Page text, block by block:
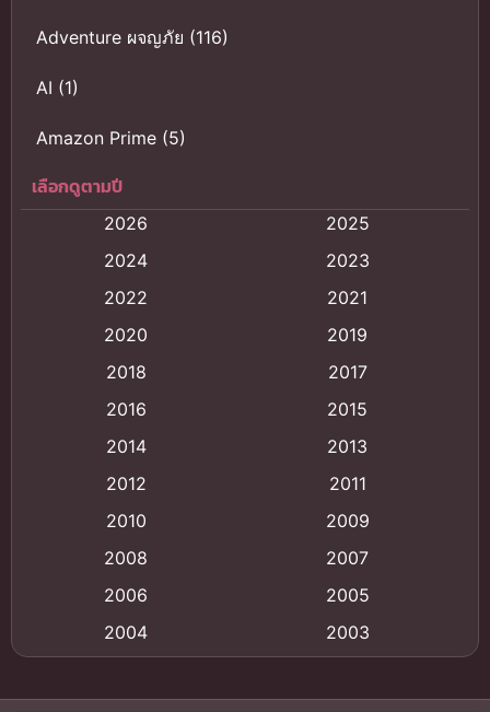
Adventure ผจญภัย (116)
AI (1)
Amazon Prime (5)
Anal (ประตูหลัง)
Animation การ์ตูน
Animation อนิเมะ
Animation แอนิเมชั่น
(9)
Big tits (นมใหญ่)
Bitch (ผู้หญิงร่าน)
เลือกดูตามปี
2026
2025
2024
2023
2022
2021
2020
2019
2018
2017
2016
2015
2014
2013
2012
2011
2010
2009
2008
2007
2006
2005
2004
2003
2000
1999